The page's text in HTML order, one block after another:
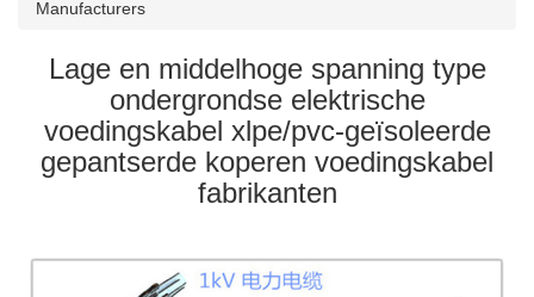
Manufacturers
Lage en middelhoge spanning type
ondergrondse elektrische
voedingskabel xlpe/pvc-geïsoleerde
gepantserde koperen voedingskabel
fabrikanten